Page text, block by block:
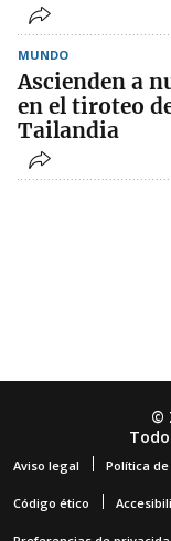
MUNDO
Ascienden a
en el tiroteo
Tailandia
©
Aviso legal Política
Código ético